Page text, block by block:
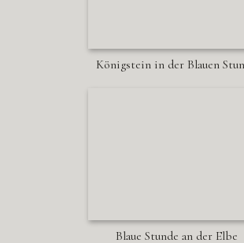
Königstein in der Blauen
Blaue Stunde an der Elbe